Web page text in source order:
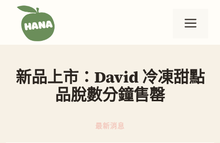
選
新品上市：David 冷凍甜點
品脫數分鐘售罄
最新消息